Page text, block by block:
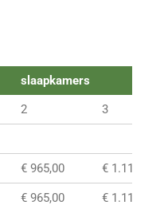
slaapkamers
2 3
€ 965,00 € 1.115,00
€ 965,00 € 1.115,00